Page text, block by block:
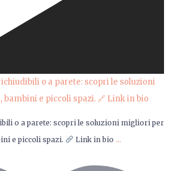
o a parete: scopri le soluzioni migliori per
e piccoli spazi.
Link in bio ...